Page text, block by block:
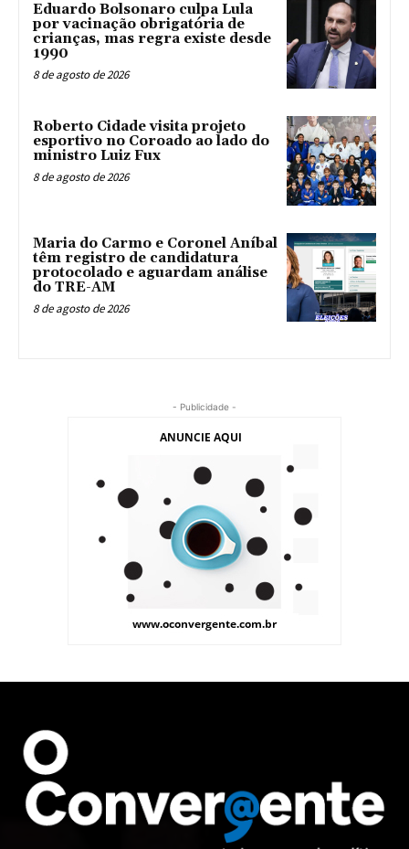
Eduardo Bolsonaro culpa Lula
por vacinação obrigatória de
crianças, mas regra existe desde
1990
8 de agosto de 2026
Roberto Cidade visita projeto
esportivo no Coroado ao lado do
ministro Luiz Fux
8 de agosto de 2026
Maria do Carmo e Coronel Aníbal
têm registro de candidatura
protocolado e aguardam análise
do TRE-AM
8 de agosto de 2026
- Publicidade -